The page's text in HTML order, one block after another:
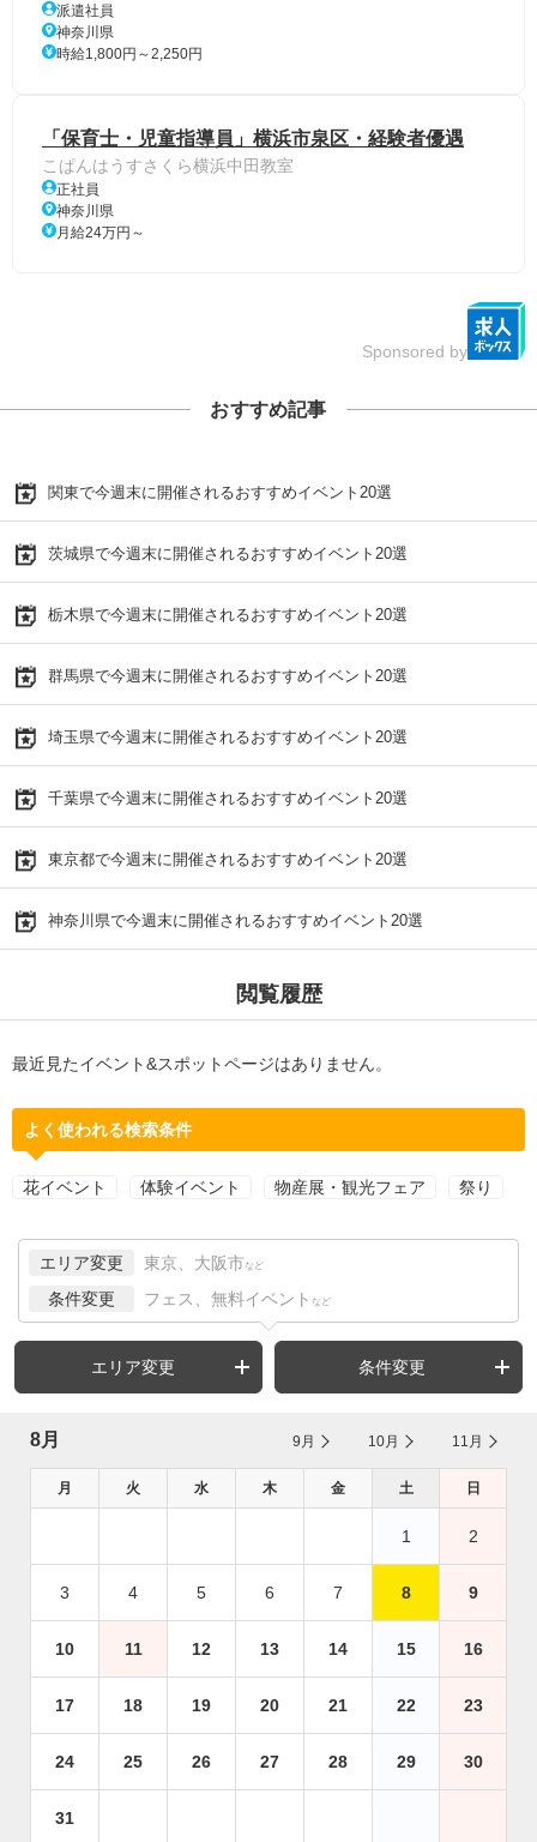
派遣社員
神奈川県
時給1,800円～2,250円
「保育士・児童指導員」横浜市泉区・経験者優遇
こぱんはうすさくら横浜中田教室
正社員
神奈川県
月給24万円～
Sponsored by
おすすめ記事
関東で今週末に開催されるおすすめイベント20選
茨城県で今週末に開催されるおすすめイベント20選
栃木県で今週末に開催されるおすすめイベント20選
群馬県で今週末に開催されるおすすめイベント20選
埼玉県で今週末に開催されるおすすめイベント20選
千葉県で今週末に開催されるおすすめイベント20選
東京都で今週末に開催されるおすすめイベント20選
神奈川県で今週末に開催されるおすすめイベント20選
閲覧履歴
最近見たイベント&スポットページはありません。
よく使われる検索条件
花イベント 体験イベント 物産展・観光フェア 祭り
エリア変更 東京、大阪市 など
条件変更 フェス、無料イベント など
エリア変更 条件変更
8月 9月 10月 11月
月 火 水 木 金 土 日
1 2
3 4 5 6 7 8 9
10 11 12 13 14 15 16
17 18 19 20 21 22 23
24 25 26 27 28 29 30
31